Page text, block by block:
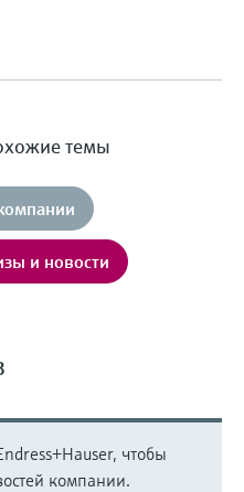
темы
и новости
чтобы
компании.